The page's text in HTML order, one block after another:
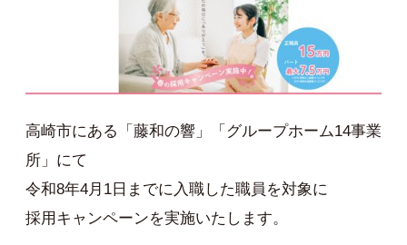
高崎市にある「藤和の響」「グループホーム14事業
所」にて
令和8年4月1日までに入職した職員を対象に
採用キャンペーンを実施いたします。